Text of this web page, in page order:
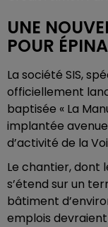
UNE
POUR
La société SIS,
officiellement
baptisée « La
implantée avenue
d’activité de la
Le chantier, dont
s’étend sur un
bâtiment
emplois